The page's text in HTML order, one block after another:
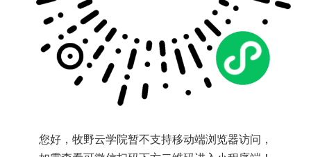
您好，牧野云学院暂不支持移动端浏览器访问，